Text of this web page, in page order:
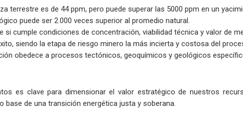
terrestre es de 44 ppm, pero puede superar las 5000 ppm en un
puede ser 2.000 veces superior al promedio natural.
cumple condiciones de concentración, viabilidad técnica y valor de
siendo la etapa de riesgo minero la más incierta y costosa del
obedece a procesos tectónicos, geoquímicos y geológicos
es clave para dimensionar el valor estratégico de nuestros
de una transición energética justa y soberana.